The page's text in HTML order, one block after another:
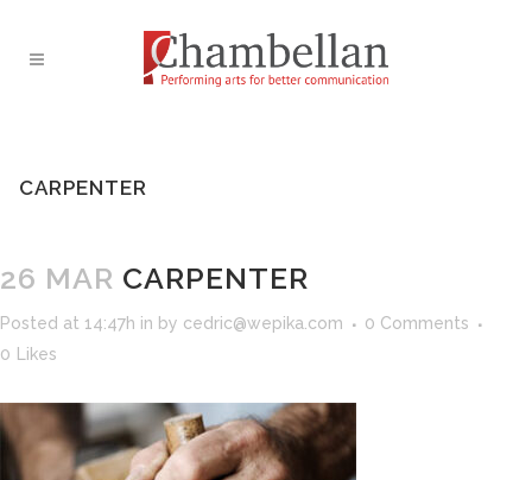
CARPENTER
26 MAR CARPENTER
Posted at 14:47h in by cedric@wepika.com
0 Comments
0
Likes